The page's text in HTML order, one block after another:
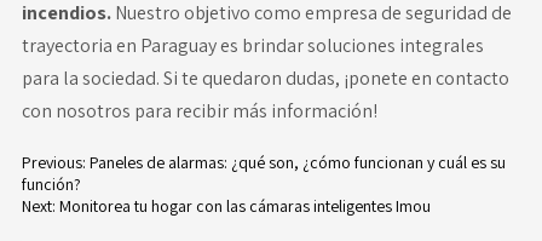
incendios.Nuestro objetivo como empresa de seguridad de
trayectoria en Paraguay es brindar soluciones integrales
para la sociedad. Si te quedaron dudas, ¡ponete en contacto
con nosotros para recibir más información!
Navegación
Previous: Paneles de alarmas: ¿qué son, ¿cómo funcionan y cuál es su
función?
Next: Monitorea tu hogar con las cámaras inteligentes Imou